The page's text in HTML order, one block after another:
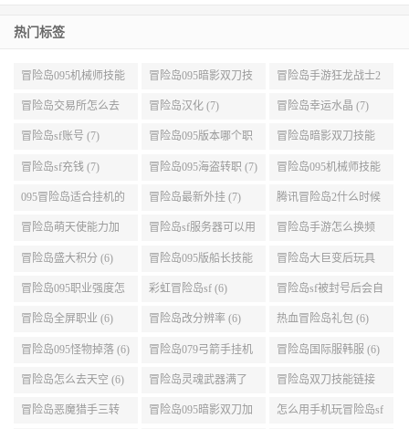
热门标签
冒险岛095机械师技能
展示 (9)
冒险岛095暗影双刀技
能加点 (9)
冒险岛手游狂龙战士2
转 (9)
冒险岛交易所怎么去
(8)
冒险岛汉化 (7) 冒险岛幸运水晶 (7)
冒险岛sf账号 (7) 冒险岛095版本哪个职
业段数高些 (7)
冒险岛暗影双刀技能
加点095版本 (7)
冒险岛sf充钱 (7) 冒险岛095海盗转职 (7) 冒险岛095机械师技能
演示 (7)
095冒险岛适合挂机的
地图 (7)
冒险岛最新外挂 (7) 腾讯冒险岛2什么时候
公测 (7)
冒险岛萌天使能力加
点 (6)
冒险岛sf服务器可以用
自己电脑 (6)
冒险岛手游怎么换频
道 (6)
冒险岛盛大积分 (6) 冒险岛095版船长技能
介绍 (6)
冒险岛大巨变后玩具
城组队任务 (6)
冒险岛095职业强度怎
么选 (6)
彩虹冒险岛sf (6) 冒险岛sf被封号后会自
动关闭电脑 (6)
冒险岛全屏职业 (6) 冒险岛改分辨率 (6) 热血冒险岛礼包 (6)
冒险岛095怪物掉落 (6) 冒险岛079弓箭手挂机
升级的地方 (6)
冒险岛国际服韩服 (6)
冒险岛怎么去天空 (6) 冒险岛灵魂武器满了
(6)
冒险岛双刀技能链接
(5)
冒险岛恶魔猎手三转 冒险岛095暗影双刀加 怎么用手机玩冒险岛sf